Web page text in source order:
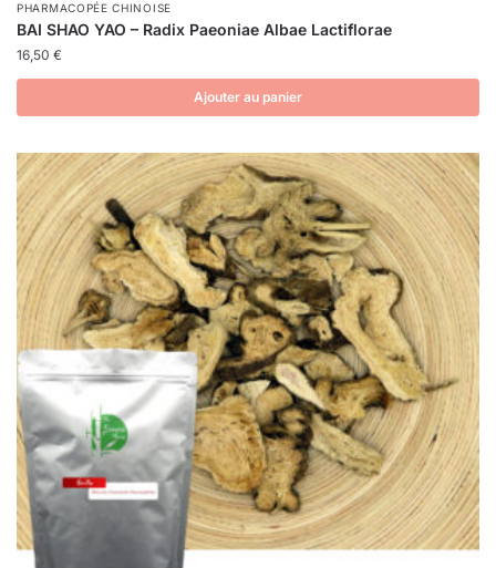
PHARMACOPÉE CHINOISE
BAI SHAO YAO – Radix Paeoniae Albae Lactiflorae
16,50 €
Ajouter au panier